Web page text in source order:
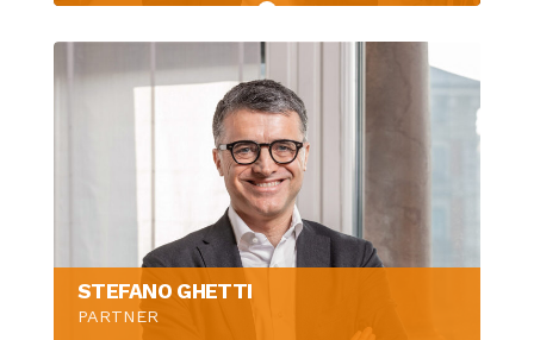
STEFANO GHETTI
PARTNER